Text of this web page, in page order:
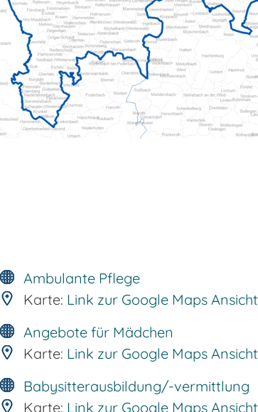
Ambulante Pflege
Karte: Link zur Google Maps Ansicht
Angebote für Mädchen
Karte: Link zur Google Maps Ansicht
Babysitterausbildung/-vermittlung
Karte: Link zur Google Maps Ansicht